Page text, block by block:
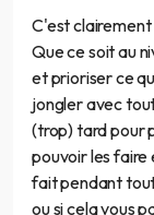
C'est clairement
Que ce soit au
et prioriser ce
jongler avec
(trop) tard pour
pouvoir les faire
fait pendant
ou si cela vous